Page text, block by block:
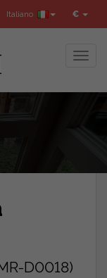
€
Italiano
D0018)